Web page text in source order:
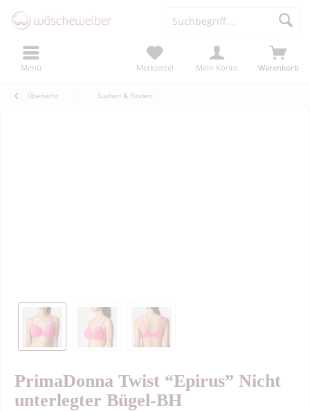
Menü Warenkorb
Merkzettel Mein Konto
Übersicht Suchen & Finden
PrimaDonna Twist “Epirus” Nicht
unterlegter Bügel-BH